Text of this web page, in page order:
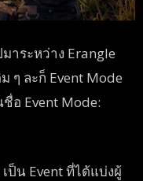
าระหว่าง Erangle
ๆ ละก็ Event Mode
อ Event Mode:
ป็น Event ที่ได้แบ่งผู้